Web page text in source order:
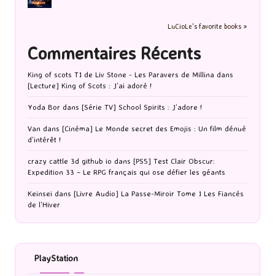
LuCioLe's favorite books »
Commentaires Récents
King of scots T1 de Liv Stone - Les Paravers de Millina dans
[Lecture] King of Scots : J’ai adoré !
Yoda Bor dans [Série TV] School Spirits : J’adore !
Van dans [Cinéma] Le Monde secret des Emojis : Un film dénué
d’intérêt !
crazy cattle 3d github io dans [PS5] Test Clair Obscur:
Expedition 33 – Le RPG français qui ose défier les géants
Keinsei dans [Livre Audio] La Passe-Miroir Tome 1 Les Fiancés
de l’Hiver
PlayStation